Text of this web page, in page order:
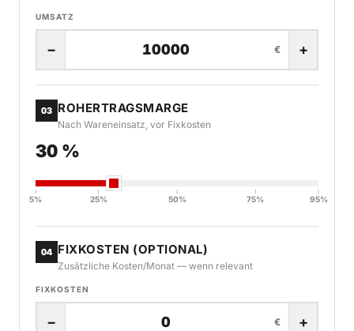
UMSATZ
− € +
03 ROHERTRAGSMARGE
Nach Wareneinsatz, vor Fixkosten
30 %
5% 25% 50% 75% 95%
04 FIXKOSTEN (OPTIONAL)
Zusätzliche Kosten/Monat — wenn relevant
FIXKOSTEN
− € +